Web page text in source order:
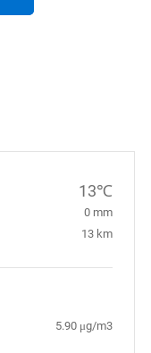
13℃
0 mm
13 km
5.90 μg/m3